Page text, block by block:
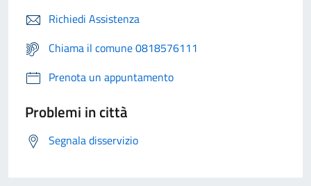
Richiedi Assistenza
Chiama il comune 0818576111
Prenota un appuntamento
Problemi in città
Segnala disservizio